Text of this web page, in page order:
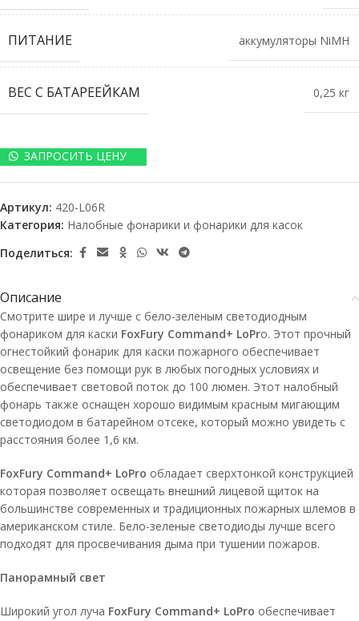
ПИТАНИЕ аккумуляторы NiMH
ВЕС С БАТАРЕЕЙКАМ 0,25 кг
ЗАПРОСИТЬ ЦЕНУ
Артикул: 420-L06R
Категория: Налобные фонарики и фонарики для касок
Поделиться:
Описание
Смотрите шире и лучше с бело-зеленым светодиодным
фонариком для каски FoxFury Command+ LoPro. Этот прочный
огнестойкий фонарик для каски пожарного обеспечивает
освещение без помощи рук в любых погодных условиях и
обеспечивает световой поток до 100 люмен. Этот налобный
фонарь также оснащен хорошо видимым красным мигающим
светодиодом в батарейном отсеке, который можно увидеть с
расстояния более 1,6 км.
FoxFury Command+ LoPro обладает сверхтонкой конструкцией
которая позволяет освещать внешний лицевой щиток на
большинстве современных и традиционных пожарных шлемов в
американском стиле. Бело-зеленые светодиоды лучше всего
подходят для просвечивания дыма при тушении пожаров.
Панорамный свет
Широкий угол луча FoxFury Command+ LoPro обеспечивает